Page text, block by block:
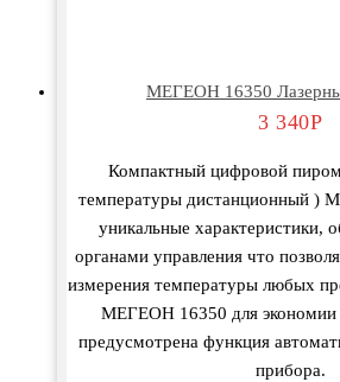
МЕГЕОН 16350
3 340Р
Компактный цифровой
температуры дистанционный )
уникальные характеристики,
органами управления что
измерения температуры любых
МЕГЕОН 16350 для экономии
предусмотрена функция
прибора.